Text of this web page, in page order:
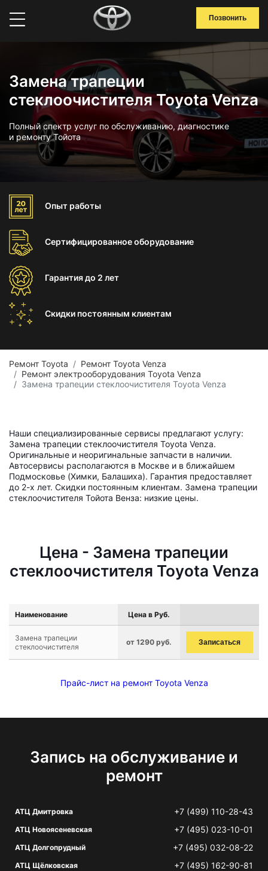
Позвонить
Замена трапеции
стеклоочистителя Toyota Venza
Полный спектр услуг по обслуживанию, диагностике
и ремонту Тойота
Опыт работы
Сертифицированноеоборудование
Гарантиядо 2 лет
Скидки постоянным клиентам
Ремонт Toyota
Ремонт Toyota Venza
Ремонт электрооборудования Toyota Venza
Замена трапеции стеклоочистителя Toyota Venza
Наши специализированные сервисы предлагают услугу:
Замена трапеции стеклоочистителя Toyota Venza.
Оригинальные и неоригинальные запчасти в наличии.
Автосервисы располагаются в Москве и в ближайшем
Подмосковье (Химки, Балашиха). Гарантия предоставляет
до 2-х лет. Скидки постоянным клиентам. Замена трапеции
стеклоочистителя Тойота Венза: низкие цены.
Цена - Замена трапеции
стеклоочистителя Toyota Venza
Наименование Цена в Руб.
Замена трапеции
стеклоочистителя
от 1290 руб. Записаться
Прайс-лист на ремонт Toyota Venza
Запись на обслуживание и
ремонт
АТЦ Дмитровка +7 (499) 110-28-43
АТЦ Новоясеневская +7 (495) 023-10-01
АТЦ Долгопрудный +7 (495) 032-08-22
АТЦ Щёлковская +7 (495) 162-90-81